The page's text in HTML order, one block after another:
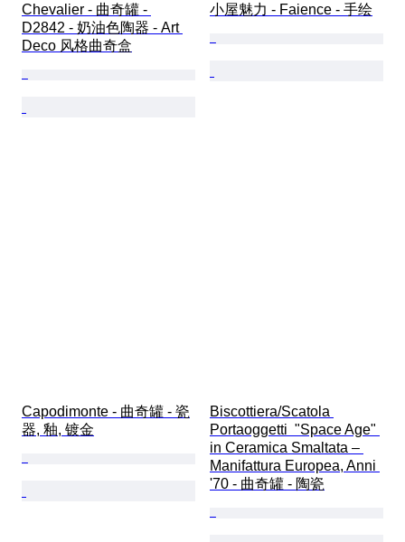
Chevalier - 曲奇罐 -
D2842 - 奶油色陶器 - Art
Deco 风格曲奇盒
小屋魅力 - Faience - 手绘
Capodimonte - 曲奇罐 - 瓷
器, 釉, 镀金
Biscottiera/Scatola
Portaoggetti  "Space Age"
in Ceramica Smaltata –
Manifattura Europea, Anni
'70 - 曲奇罐 - 陶瓷